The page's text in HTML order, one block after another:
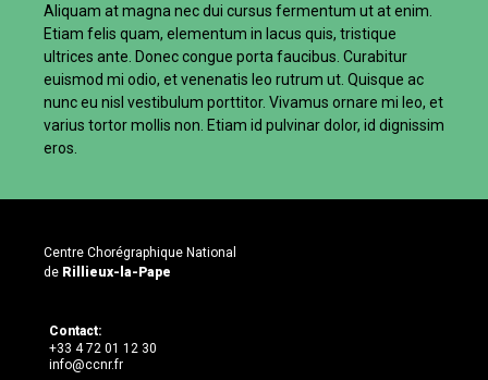
Aliquam at magna nec dui cursus fermentum ut at enim.
Etiam felis quam, elementum in lacus quis, tristique
ultrices ante. Donec congue porta faucibus. Curabitur
euismod mi odio, et venenatis leo rutrum ut. Quisque ac
nunc eu nisl vestibulum porttitor. Vivamus ornare mi leo, et
varius tortor mollis non. Etiam id pulvinar dolor, id dignissim
eros.
Centre Chorégraphique National
de Rillieux-la-Pape
Contact:
+33 4 72 01 12 30
info@ccnr.fr